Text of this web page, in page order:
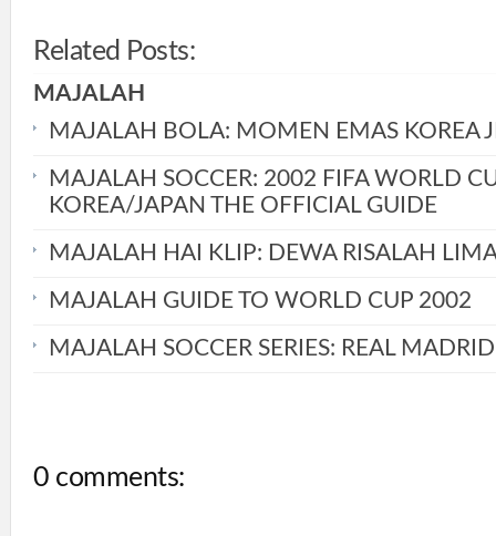
Related Posts:
MAJALAH
MAJALAH BOLA: MOMEN EMAS KOREA
MAJALAH SOCCER: 2002 FIFA WORLD
KOREA/JAPAN THE OFFICIAL GUIDE
MAJALAH HAI KLIP: DEWA RISALAH
MAJALAH GUIDE TO WORLD CUP 2002
MAJALAH SOCCER SERIES: REAL MADRID
0 comments: